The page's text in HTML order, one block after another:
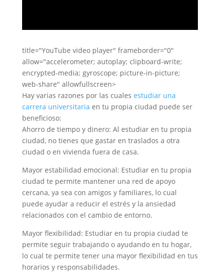
title="YouTube video player" frameborder="0"
allow="accelerometer; autoplay; clipboard-write;
encrypted-media; gyroscope; picture-in-picture;
web-share" allowfullscreen>
Hay varias razones por las cuales estudiar una
carrera universitaria en tu propia ciudad puede ser
beneficioso:
Ahorro de tiempo y dinero: Al estudiar en tu propia
ciudad, no tienes que gastar en traslados a otra
ciudad o en vivienda fuera de casa.
Mayor estabilidad emocional: Estudiar en tu propia
ciudad te permite mantener una red de apoyo
cercana, ya sea con amigos y familiares, lo cual
puede ayudar a reducir el estrés y la ansiedad
relacionados con el cambio de entorno.
Mayor flexibilidad: Estudiar en tu propia ciudad te
permite seguir trabajando o ayudando en tu hogar,
lo cual te permite tener una mayor flexibilidad en tus
horarios y responsabilidades.